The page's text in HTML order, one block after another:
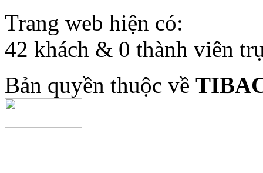
Trang web hiện có:
42 khách & 0 thành viên
Bản quyền thuộc về